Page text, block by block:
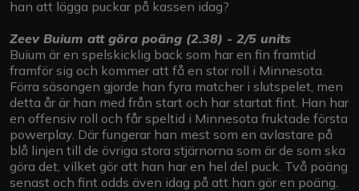
han att lägga puckar på kassen idag?
Zeev Buium att göra poäng (2.38) - 2/5 units
Buium är en spelskicklig back som har en fin framtid
framför sig och kommer att få en stor roll i Minnesota.
Förra säsongen gjorde han fyra matcher i slutspelet, men
detta år är han med från start och har startat fint. Han har
en offensiv roll och får speltid i Minnesota fruktade första
powerplay. Där fungerar han mest som en avlastare på
blå linjen till de övriga stora stjärnorna som är de som ska
göra det, vilket gör att han har en hel del puck. Två poäng
senast och fint odds även idag på att han gör en poäng.